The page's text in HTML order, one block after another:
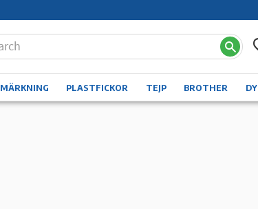
MÄRKNING PLASTFICKOR TEJP BROTHER